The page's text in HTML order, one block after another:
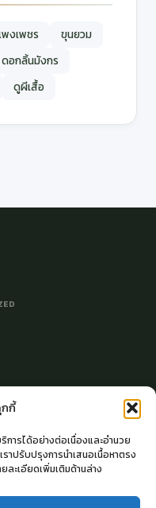
กี้
การได้อย่างต่อเนื่องและอำนวย
ราปรับปรุงการนำเสนอเนื้อหาตรง
ละเอียดเพิ่มเติมด้านล่าง
งเพชร
ขุนยวม
ดอกลิ้นมังกร
ดูผีเสื้อ